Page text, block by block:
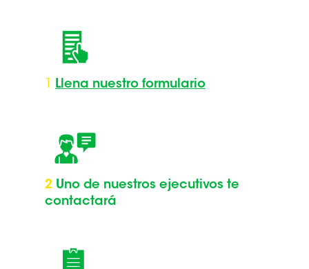
1 Llena nuestro formulario
2 Uno de nuestros ejecutivos te
contactará